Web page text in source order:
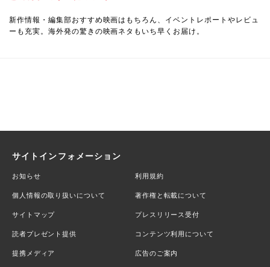
新作情報・編集部おすすめ映画はもちろん、イベントレポートやレビュ
ーも充実。海外発の驚きの映画ネタもいち早くお届け。
サイトインフォメーション
お知らせ 利用規約
個人情報の取り扱いについて 著作権と転載について
サイトマップ プレスリリース受付
読者プレゼント提供 コンテンツ利用について
提携メディア 広告のご案内